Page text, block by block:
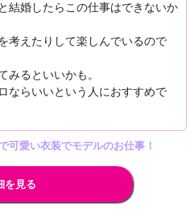
結婚したらこの仕事はできないか
考えたりして楽しんでいるので
みるといいかも。
ならいいという人におすすめで
可愛い衣装でモデルのお仕事！
を見る